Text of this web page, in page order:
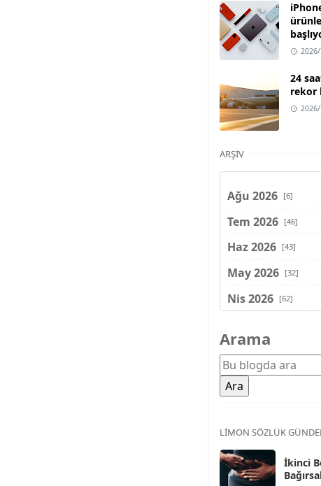
24
rekor
ARŞIV
Ağu 2026 [6]
Tem 2026 [46]
Haz 2026 [43]
May 2026 [32]
Nis 2026 [62]
Şub 2026
Oca 2026 [72]
Ara 2025
Kas 2025
Eki 2025
Eyl 2025 [56]
Arama
LIMON SÖZLÜK
İkinci